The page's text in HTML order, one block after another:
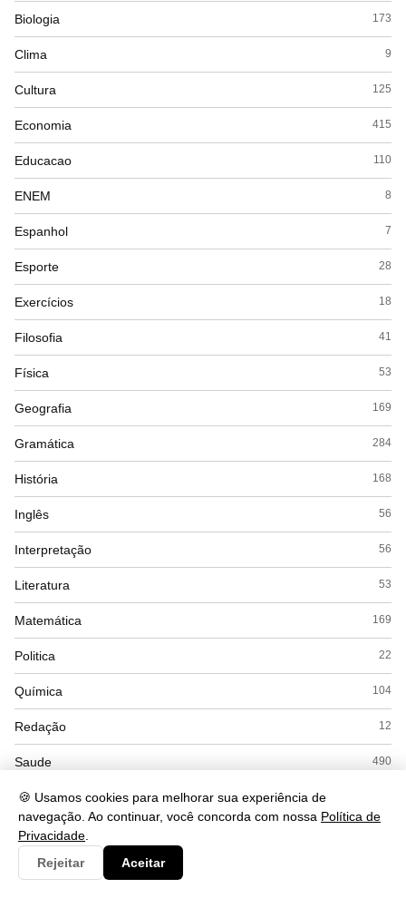
🍪 Usamos cookies para melhorar sua experiência de
navegação. Ao continuar, você concorda com nossa Política de
Privacidade
Rejeitar
Aceitar
Biologia 173
Clima 9
Cultura 125
Economia 415
Educacao 110
ENEM 8
Espanhol 7
Esporte 28
Exercícios 18
Filosofia 41
Física 53
Geografia 169
Gramática 284
História 168
Inglês 56
Interpretação 56
Literatura 53
Matemática 169
Politica 22
Química 104
Redação 12
Saude 490
Seguranca
Simulados
Sociologia